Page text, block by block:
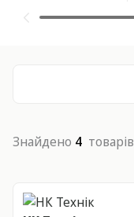
Знайдено 4 товарів